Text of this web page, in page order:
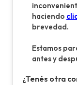
haciendo
brevedad.
Estamos
antes y
¿Tenés otra